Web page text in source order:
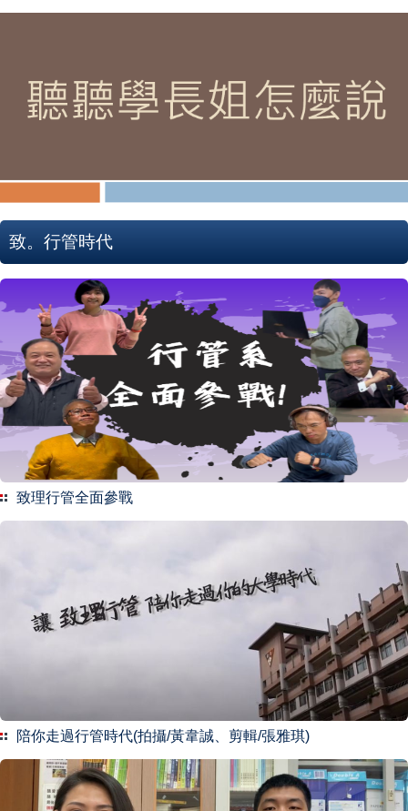
致。行管時代
致理行管全面參戰
陪你走過行管時代(拍攝/黃韋誠、剪輯/張雅琪)